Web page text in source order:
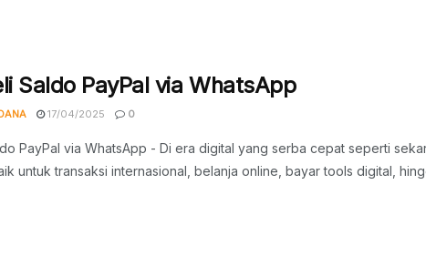
Saldo PayPal via WhatsApp
17/04/2025 0
PayPal via WhatsApp - Di era digital yang serba cepat seperti
untuk transaksi internasional, belanja online, bayar tools digital,